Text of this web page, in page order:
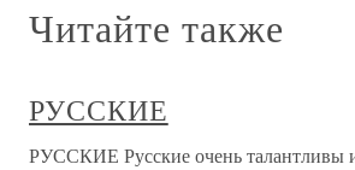
Читайте также
РУССКИЕ
РУССКИЕ Русские очень талантливы